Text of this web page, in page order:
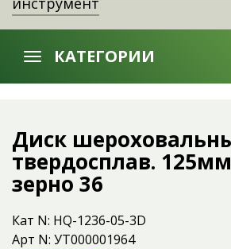
КАТЕГОРИИ
Диск
твердосплав.
зерно 36
Кат N: HQ-1236-05-3D
Арт N: УТ000001964